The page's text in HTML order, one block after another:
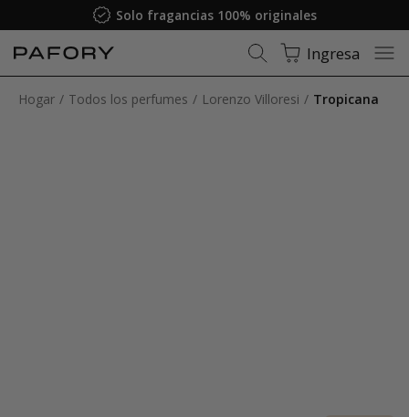
Solo fragancias 100% originales
Ingresa
Hogar Todos los perfumes Lorenzo Villoresi Tropicana